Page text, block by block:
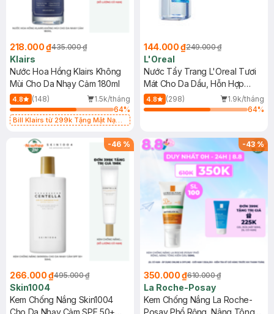
218.000 ₫435.000 ₫
Klairs
Nước Hoa Hồng Klairs Không
Mùi Cho Da Nhạy Cảm 180ml
4.8 (148)
1.5k/tháng
64%
Bill Klairs từ 299k Tặng Mặt Nạ
25ml (SL Có Hạn)
144.000 ₫249.000 ₫
L'Oreal
Nước Tẩy Trang L'Oreal Tươi
Mát Cho Da Dầu, Hỗn Hợp
400ml
4.8 (298)
1.9k/tháng
64%
-46 %
266.000 ₫495.000 ₫
Skin1004
Kem Chống Nắng Skin1004
Cho Da Nhạy Cảm SPF 50+
-43%
350.000 ₫610.000 ₫
La Roche-Posay
Kem Chống Nắng La Roche-
Posay Phổ Rộng, Nâng Tông